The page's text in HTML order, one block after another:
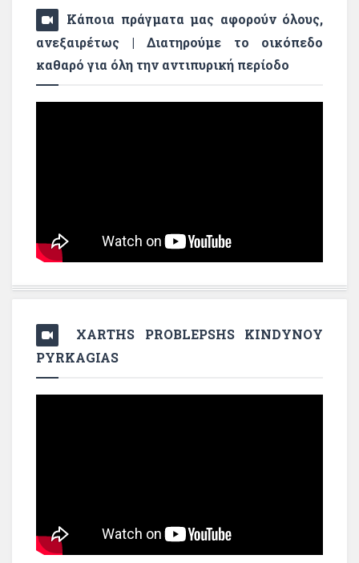
Κάποια πράγματα μας αφορούν όλους,
ανεξαιρέτως | Διατηρούμε το οικόπεδο
καθαρό για όλη την αντιπυρική περίοδο
XARTHS PROBLEPSHS KINDYNOY
PYRKAGIAS